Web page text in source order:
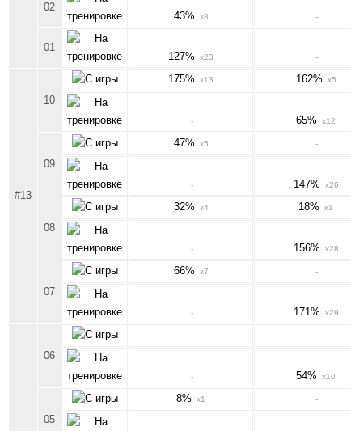
02
43% x8 -
01
127% x23 -
#13
10
175% x13 162% x5
- 65% x12
09
47% x5 -
- 147% x26
08
32% x4 18% x1
- 156% x28
07
66% x7 -
- 171% x29
06
- -
- 54% x10
05
8% x1 -